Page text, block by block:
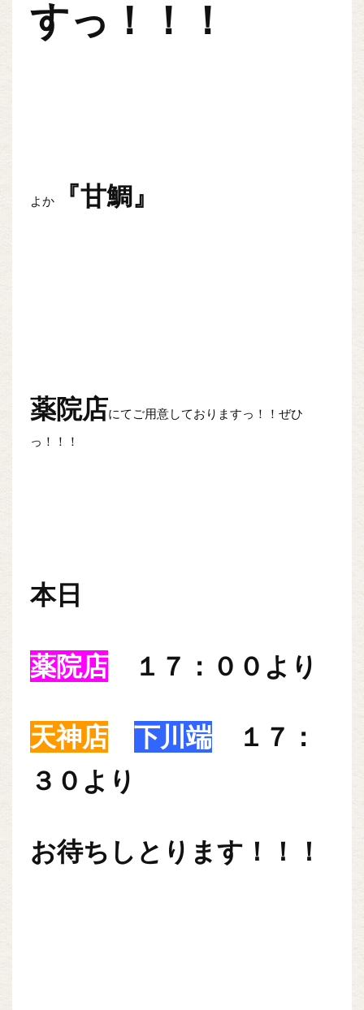
すっ！！！
よか 『甘鯛』
薬院店にてご用意しておりますっ！！ぜひ
っ！！！
本日
薬院店 １７：００より
天神店 下川端 １７：
３０より
お待ちしとります！！！